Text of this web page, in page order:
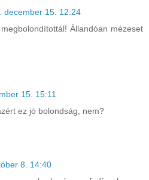
december 15. 12:24
Állandóan mézeset
15. 15:11
ez jó bolondság, nem?
8. 14:40